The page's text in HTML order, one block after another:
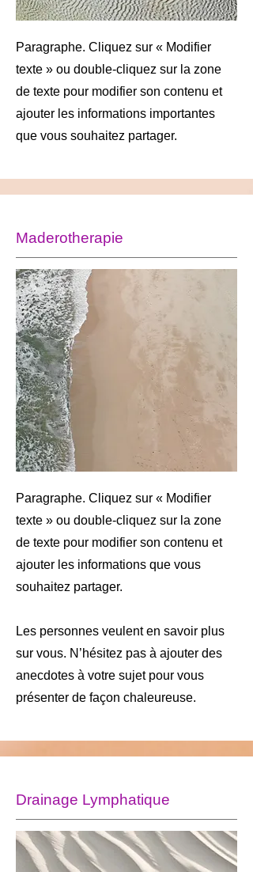
Paragraphe. Cliquez sur « Modifier
texte » ou double-cliquez sur la zone
de texte pour modifier son contenu et
ajouter les informations importantes
que vous souhaitez partager.
Maderotherapie
Paragraphe. Cliquez sur « Modifier
texte » ou double-cliquez sur la zone
de texte pour modifier son contenu et
ajouter les informations que vous
souhaitez partager.
Les personnes veulent en savoir plus
sur vous. N’hésitez pas à ajouter des
anecdotes à votre sujet pour vous
présenter de façon chaleureuse.
Drainage Lymphatique